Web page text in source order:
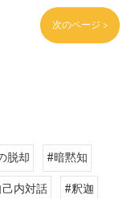
次のページ >
脱却
#暗黙知
内対話
#釈迦